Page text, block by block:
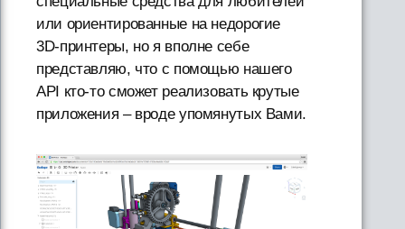
или ориентированные на недорогие
3D-принтеры, но я вполне себе
представляю, что с помощью нашего
API кто-то сможет реализовать крутые
приложения – вроде упомянутых Вами.